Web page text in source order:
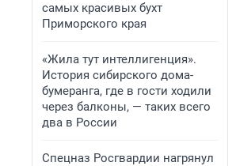
самых красивых бухт
Приморского края
«Жила тут интеллигенция».
История сибирского дома-
бумеранга, где в гости ходили
через балконы, — таких всего
два в России
Спецназ Росгвардии нагрянул